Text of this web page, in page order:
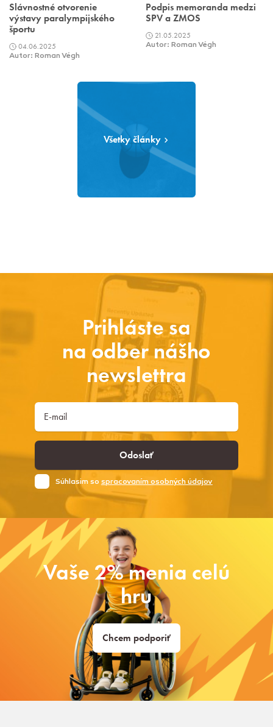
Slávnostné otvorenie
výstavy paralympijského
športu
04.06.2025
Autor: Roman Végh
Podpis memoranda medzi
SPV a ZMOS
21.05.2025
Autor: Roman Végh
Všetky články
Prihláste sa
na odber nášho
newslettra
Odoslať
Súhlasim so spracovaním osobných údajov
Vaše 2% menia celú
hru
Chcem podporiť